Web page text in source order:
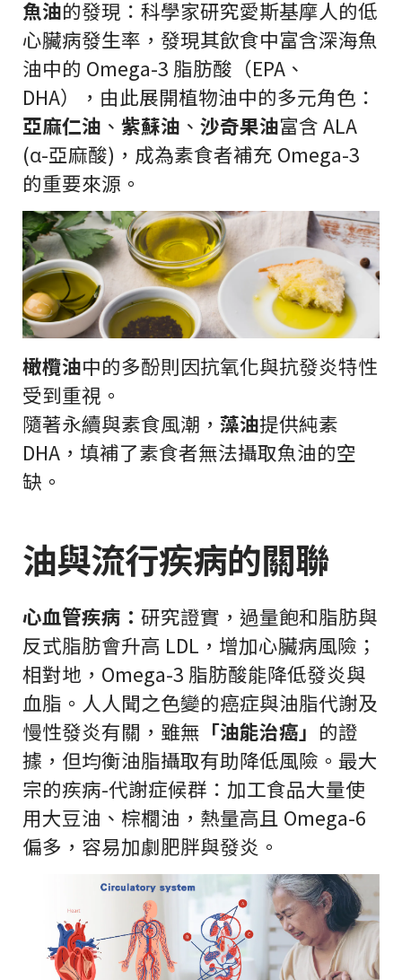
魚油的發現：科學家研究愛斯基摩人的低
心臟病發生率，發現其飲食中富含深海魚
油中的 Omega-3 脂肪酸（EPA、
DHA），由此展開植物油中的多元角色：
亞麻仁油 、 紫蘇油 、 沙奇果油富含 ALA
(α-亞麻酸)，成為素食者補充 Omega-3
的重要來源。
橄欖油中的多酚則因抗氧化與抗發炎特性
受到重視。
隨著永續與素食風潮， 藻油提供純素
DHA，填補了素食者無法攝取魚油的空
缺。
油與流行疾病的關聯
心血管疾病： 研究證實，過量飽和脂肪與
反式脂肪會升高 LDL，增加心臟病風險；
相對地，Omega-3 脂肪酸能降低發炎與
血脂。人人聞之色變的癌症與油脂代謝及
慢性發炎有關，雖無 「油能治癌」 的證
據，但均衡油脂攝取有助降低風險。最大
宗的疾病-代謝症候群：加工食品大量使
用大豆油、棕櫚油，熱量高且 Omega-6
偏多，容易加劇肥胖與發炎。